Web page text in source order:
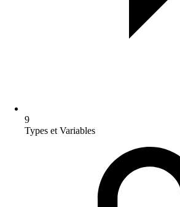
9
Types et Variables